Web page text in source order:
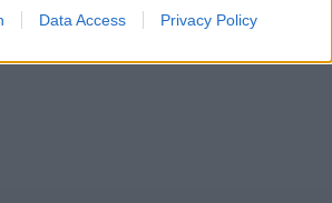
Data Access Privacy Policy